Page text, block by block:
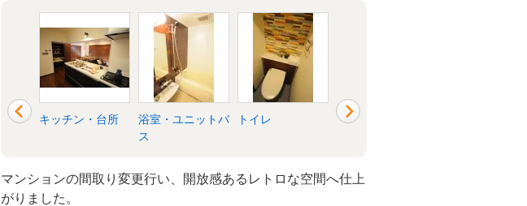
キッチン・台所
浴室・ユニットバ
ス
トイレ 洗面所・脱衣所
マンションの間取り変更行い、開放感あるレトロな空間へ仕上
がりました。